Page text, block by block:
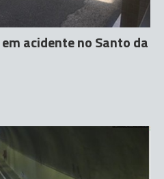
acidente no Santo da